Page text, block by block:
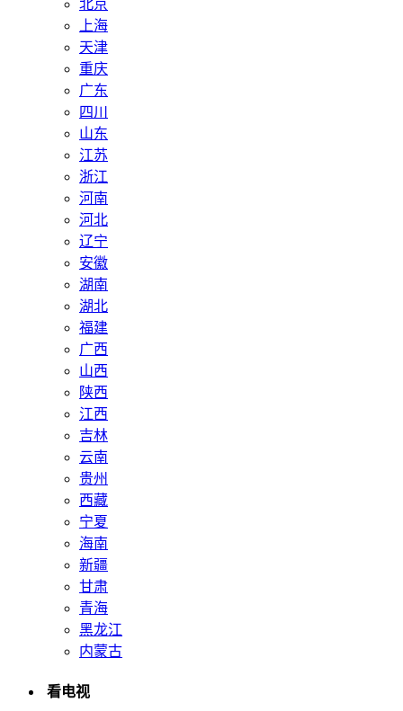
北京
上海
天津
重庆
广东
四川
山东
江苏
浙江
河南
河北
辽宁
安徽
湖南
湖北
福建
广西
山西
陕西
江西
吉林
云南
贵州
西藏
宁夏
海南
新疆
甘肃
青海
黑龙江
内蒙古
看电视